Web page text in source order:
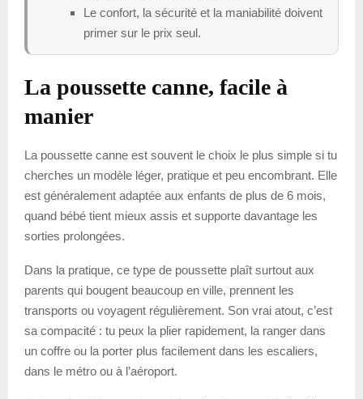
Le confort, la sécurité et la maniabilité doivent
primer sur le prix seul.
La poussette canne, facile à
manier
La poussette canne est souvent le choix le plus simple si tu
cherches un modèle léger, pratique et peu encombrant. Elle
est généralement adaptée aux enfants de plus de 6 mois,
quand bébé tient mieux assis et supporte davantage les
sorties prolongées.
Dans la pratique, ce type de poussette plaît surtout aux
parents qui bougent beaucoup en ville, prennent les
transports ou voyagent régulièrement. Son vrai atout, c’est
sa compacité : tu peux la plier rapidement, la ranger dans
un coffre ou la porter plus facilement dans les escaliers,
dans le métro ou à l’aéroport.